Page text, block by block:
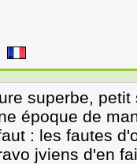
superbe,
époque de
: les fautes
jviens d'en